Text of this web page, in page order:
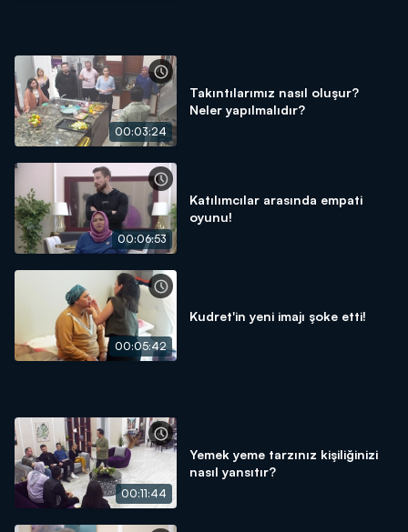
00:03:24
Takıntılarımız nasıl oluşur?
Neler yapılmalıdır?
00:06:53
Katılımcılar arasında empati
oyunu!
00:05:42
Kudret'in yeni imajı şoke etti!
00:11:44
Yemek yeme tarzınız kişiliğinizi
nasıl yansıtır?